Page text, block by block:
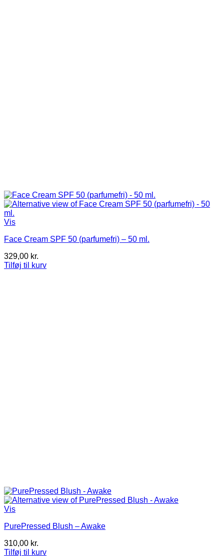
Vis
Face Cream SPF 50 (parfumefri) – 50 ml.
329,00 kr.
Tilføj til kurv
Vis
PurePressed Blush – Awake
310,00 kr.
Tilføj til kurv